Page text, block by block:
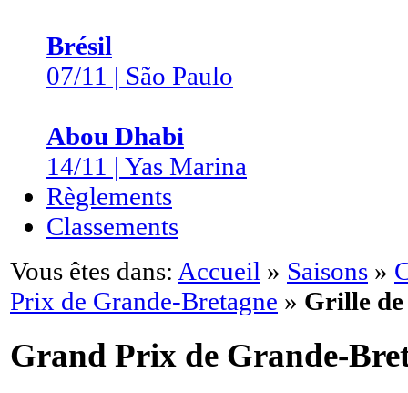
Brésil
07/11 | São Paulo
Abou Dhabi
14/11 | Yas Marina
Règlements
Classements
Vous êtes dans: Accueil » Saisons »
Prix de Grande-Bretagne » Grille
Grand Prix de Grande-